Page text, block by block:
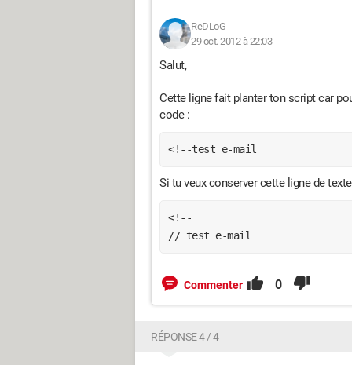
ReDLoG
29 oct. 2012 à 22:03
Salut,
Cette ligne fait planter ton script car
code :
<!--test e-mail
Si tu veux conserver cette ligne de
<!--
// test e-mail
Commenter 0
RÉPONSE 4 / 4